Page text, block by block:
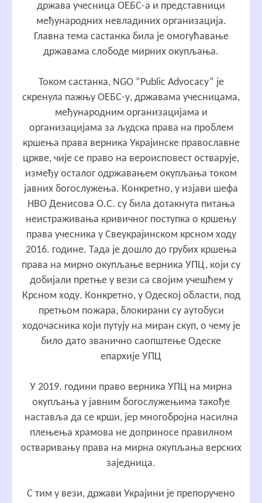
држава учесница ОЕБС-а и представници
међународних невладиних организација.
Главна тема састанка била је омогућавање
државама слободе мирних окупљања.
Током састанка, NGO “Public Advocacy” је
скренула пажњу ОЕБС-у, државама учесницама,
међународним организацијама и
организацијама за људска права на проблем
кршења права верника Украјинске православне
цркве, чије се право на вероисповест остварује,
између осталог одржавањем окупљања током
јавних богослужења. Конкретно, у изјави шефа
НВО Денисова О.С. су била дотакнута питања
неистраживања кривичног поступка о кршењу
права учесника у Свеукрајинском крсном ходу
2016. године. Тада је дошло до грубих кршења
права на мирно окупљање верника УПЦ, који су
добијали претње у вези са својим учешћем у
Крсном ходу. Конкретно, у Одеској области, под
претњом пожара, блокирани су аутобуси
ходочасника који путују на миран скуп, о чему је
било дато званично саопштење Одеске
епархије УПЦ
У 2019. години право верника УПЦ на мирна
окупљања у јавним богослужењима такође
наставља да се крши, јер многобројна насилна
плењења храмова не доприносе правилном
остваривању права на мирна окупљања верских
заједница.
С тим у вези, држави Украјини је препоручено